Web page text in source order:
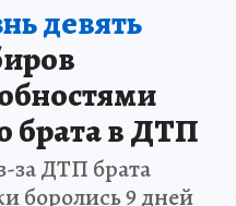
девять
брата в ДТП
за ДТП брата
боролись 9 дней